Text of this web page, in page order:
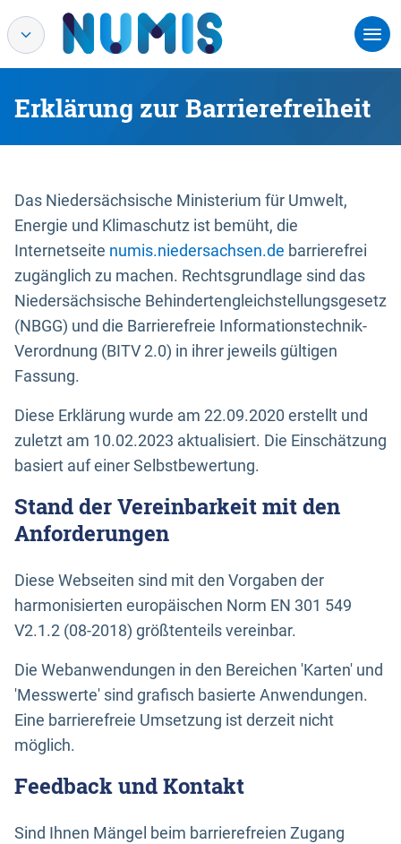
Erklärung zur Barrierefreiheit
Das Niedersächsische Ministerium für Umwelt,
Energie und Klimaschutz ist bemüht, die
Internetseite numis.niedersachsen.de barrierefrei
zugänglich zu machen. Rechtsgrundlage sind das
Niedersächsische Behindertengleichstellungsgesetz
(NBGG) und die Barrierefreie Informationstechnik-
Verordnung (BITV 2.0) in ihrer jeweils gültigen
Fassung.
Diese Erklärung wurde am 22.09.2020 erstellt und
zuletzt am 10.02.2023 aktualisiert. Die Einschätzung
basiert auf einer Selbstbewertung.
Stand der Vereinbarkeit mit den
Anforderungen
Diese Webseiten sind mit den Vorgaben der
harmonisierten europäischen Norm EN 301 549
V2.1.2 (08-2018) größtenteils vereinbar.
Die Webanwendungen in den Bereichen 'Karten' und
'Messwerte' sind grafisch basierte Anwendungen.
Eine barrierefreie Umsetzung ist derzeit nicht
möglich.
Feedback und Kontakt
Sind Ihnen Mängel beim barrierefreien Zugang